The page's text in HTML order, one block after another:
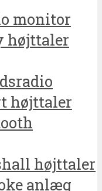
monitor
højttaler
højttaler
højttaler
anlæg